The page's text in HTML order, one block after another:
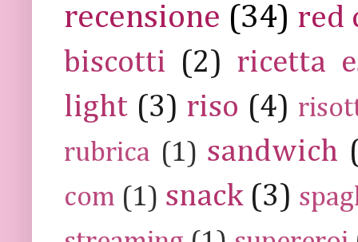
recensione (34) red
biscotti (2) ricetta
light (3) riso (4)
rubrica (1) sandwich
com (1) snack (3)